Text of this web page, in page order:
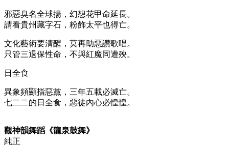
邪惡臭名全球揚，幻想花甲命延長。
請看貴州藏字石，粉飾太平也得亡。
文化藝術要清醒，莫再助惡讚歌唱。
只管三退保性命，不與紅魔同遭殃。
日全食
異象頻顯指惡黨，三年五載必滅亡。
七二二的日全食，惡徒內心必惶惶。
觀神韻舞蹈《龍泉鼓舞》
純正